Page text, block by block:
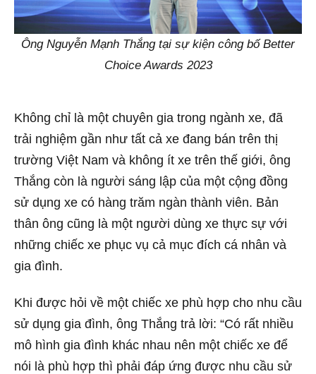
Ông Nguyễn Mạnh Thắng tại sự kiện công bố Better
Choice Awards 2023
Không chỉ là một chuyên gia trong ngành xe, đã
trải nghiệm gần như tất cả xe đang bán trên thị
trường Việt Nam và không ít xe trên thế giới, ông
Thắng còn là người sáng lập của một cộng đồng
sử dụng xe có hàng trăm ngàn thành viên. Bản
thân ông cũng là một người dùng xe thực sự với
những chiếc xe phục vụ cả mục đích cá nhân và
gia đình.
Khi được hỏi về một chiếc xe phù hợp cho nhu cầu
sử dụng gia đình, ông Thắng trả lời: “Có rất nhiều
mô hình gia đình khác nhau nên một chiếc xe để
nói là phù hợp thì phải đáp ứng được nhu cầu sử